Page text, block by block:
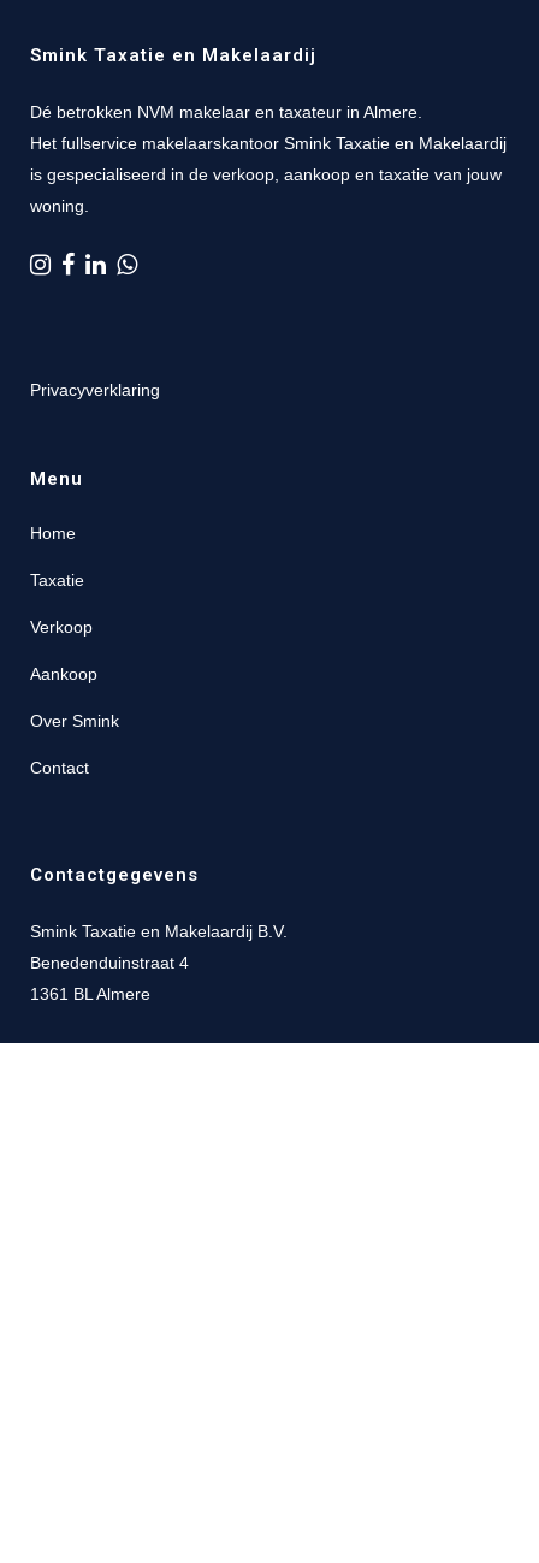
Smink Taxatie en Makelaardij
Dé betrokken NVM makelaar en taxateur in Almere.
Het fullservice makelaarskantoor Smink Taxatie en Makelaardij
is gespecialiseerd in de verkoop, aankoop en taxatie van jouw
woning.
Privacyverklaring
Menu
Home
Taxatie
Verkoop
Aankoop
Over Smink
Contact
Contactgegevens
Smink Taxatie en Makelaardij B.V.
Benedenduinstraat 4
1361 BL Almere